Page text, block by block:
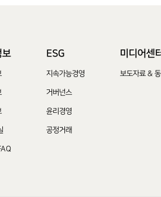
보 ESG
지속가능경영
거버넌스
윤리경영
공정거래
미디어센
보도자료 &